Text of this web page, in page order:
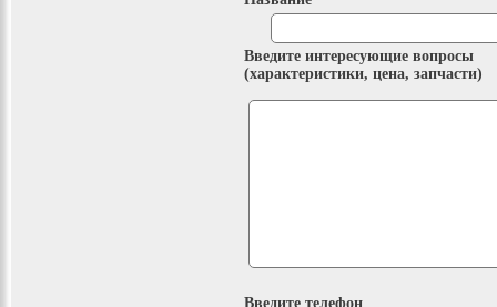
Введите интересующие вопросы
(характеристики, цена, запчасти)
Введите телефон